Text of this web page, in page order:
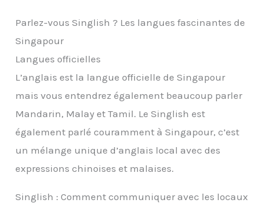
Parlez-vous Singlish ? Les langues fascinantes de
Singapour
Langues officielles
L’anglais est la langue officielle de Singapour
mais vous entendrez également beaucoup parler
Mandarin, Malay et Tamil. Le Singlish est
également parlé couramment à Singapour, c’est
un mélange unique d’anglais local avec des
expressions chinoises et malaises.
Singlish : Comment communiquer avec les locaux